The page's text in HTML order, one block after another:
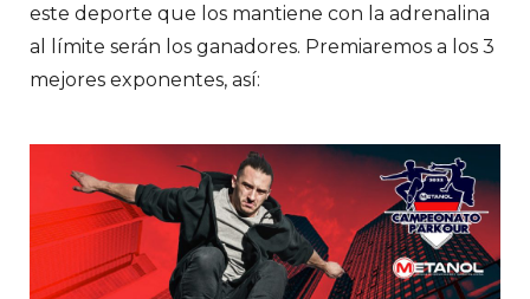
este deporte que los mantiene con la adrenalina
al límite serán los ganadores. Premiaremos a los 3
mejores exponentes, así: